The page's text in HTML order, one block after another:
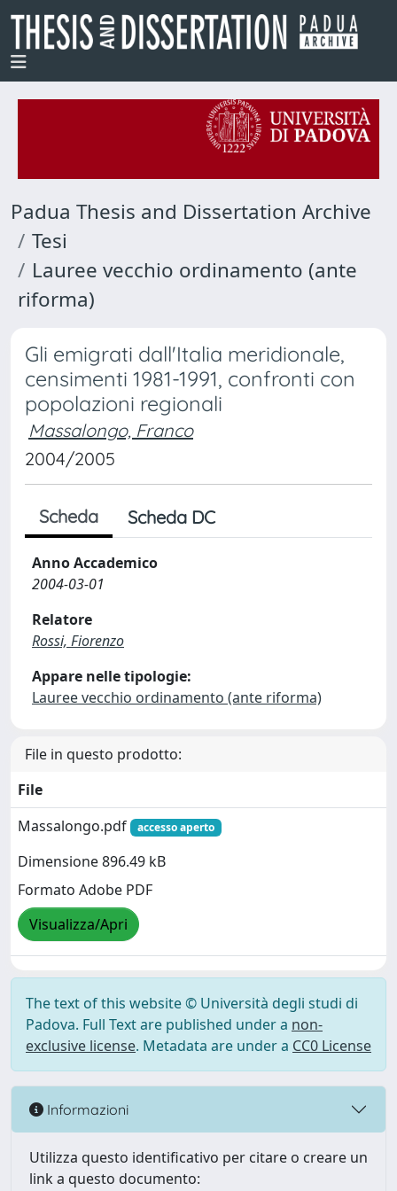
Padua Thesis and Dissertation Archive
Tesi
Lauree vecchio ordinamento (ante
riforma)
Gli emigrati dall'Italia meridionale,
censimenti 1981-1991, confronti con
popolazioni regionali
Massalongo, Franco
2004/2005
Scheda Scheda DC
Anno Accademico
2004-03-01
Relatore
Rossi, Fiorenzo
Appare nelle tipologie:
Lauree vecchio ordinamento (ante riforma)
File in questo prodotto:
File
Massalongo.pdf
accesso aperto
Dimensione 896.49 kB
Formato Adobe PDF
Visualizza/Apri
The text of this website © Università degli studi di
Padova. Full Text are published under a non-
exclusive license. Metadata are under a CC0 License
Informazioni
Utilizza questo identificativo per citare o creare un
link a questo documento: